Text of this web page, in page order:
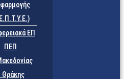
ΕΠ
ΠΕΠ
Θράκης